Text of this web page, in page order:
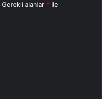
Gerekli alanlar * ile